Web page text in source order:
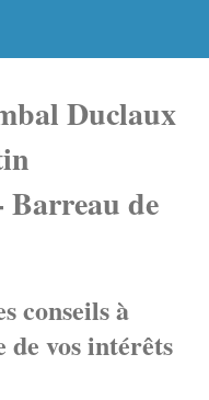
Duclaux
Barreau de
conseils à
de vos intérêts